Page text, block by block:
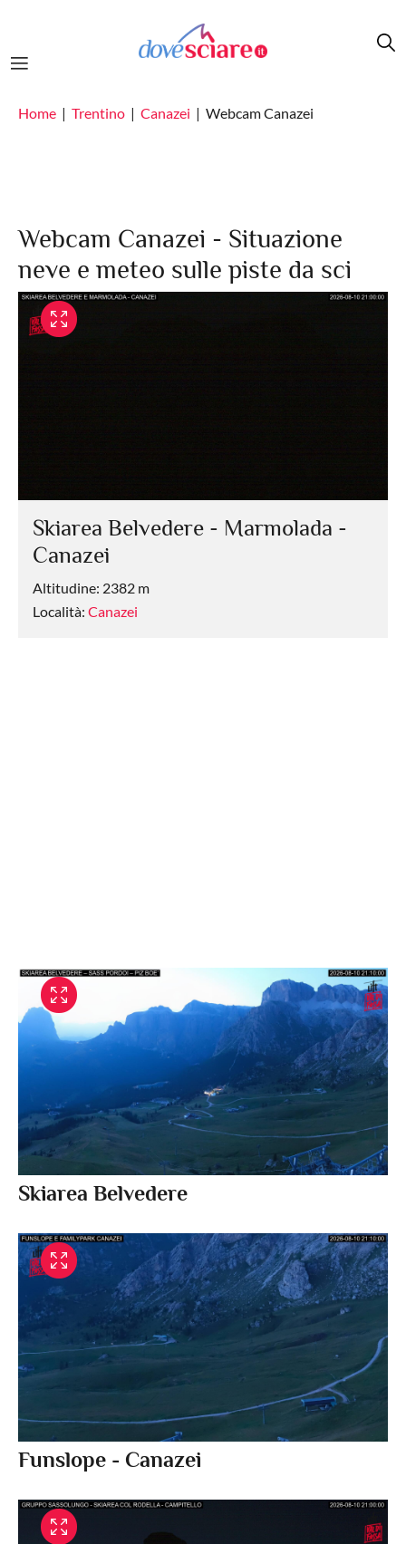
Home Trentino Canazei Webcam Canazei
Webcam Canazei - Situazione
neve e meteo sulle piste da sci
Skiarea Belvedere - Marmolada -
Canazei
Altitudine: 2382 m
Località: Canazei
Skiarea Belvedere
Funslope - Canazei